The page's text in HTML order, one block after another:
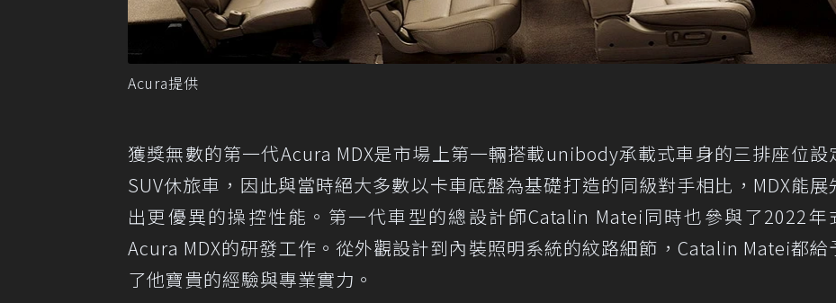
Acura提供
獲獎無數的第一代Acura MDX是市場上第一輛搭載unibody承載式車身的三排座位設
SUV休旅車，因此與當時絕大多數以卡車底盤為基礎打造的同級對手相比，MDX能展
出更優異的操控性能。第一代車型的總設計師Catalin Matei同時也參與了2022年
Acura MDX的研發工作。從外觀設計到內裝照明系統的紋路細節，Catalin Matei都給
了他寶貴的經驗與專業實力。